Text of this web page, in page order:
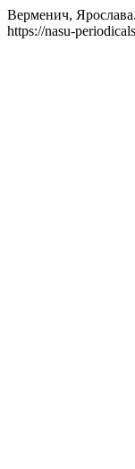
Верменич,
https://nasu-